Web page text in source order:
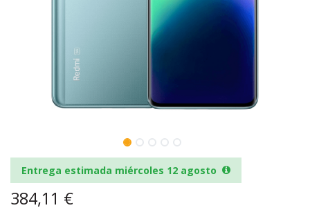
Entrega estimada miércoles 12 agosto
384,11 €